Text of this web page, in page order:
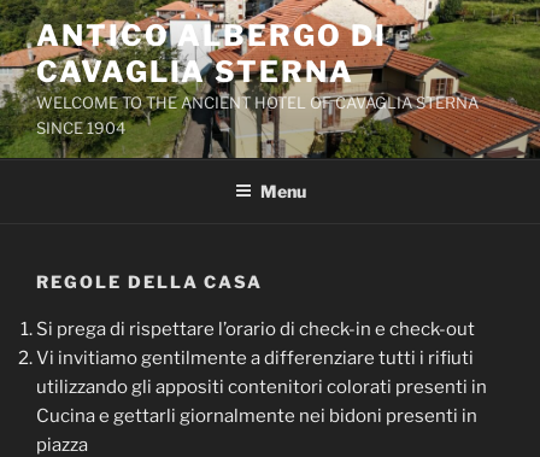
Salta
al
contenuto
ANTICO ALBERGO DI
CAVAGLIA STERNA
WELCOME TO THE ANCIENT HOTEL OF CAVAGLIA STERNA
SINCE 1904
Menu
REGOLE DELLA CASA
Si prega di rispettare l’orario di check-in e check-out
Vi invitiamo gentilmente a differenziare tutti i rifiuti
utilizzando gli appositi contenitori colorati presenti in
Cucina e gettarli giornalmente nei bidoni presenti in
piazza